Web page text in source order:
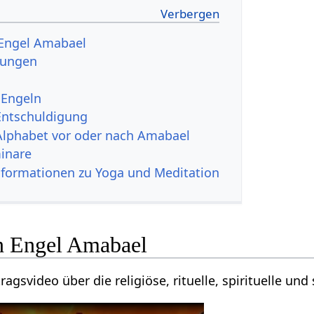
Amabael
vor oder nach Amabael
zu Yoga und Meditation
Engel Amabael
über die religiöse, rituelle, spirituelle